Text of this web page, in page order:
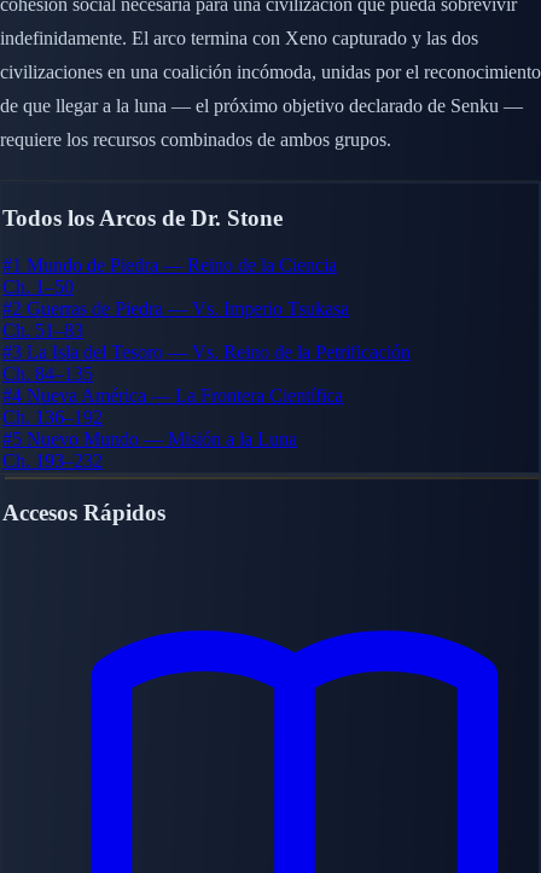
indefinidamente. El arco termina con Xeno capturado y las dos
civilizaciones en una coalición incómoda, unidas por el reconocimiento
de que llegar a la luna — el próximo objetivo declarado de Senku —
requiere los recursos combinados de ambos grupos.
Todos los Arcos de Dr. Stone
#1 Mundo de Piedra — Reino de la Ciencia
Ch. 1–50
#2 Guerras de Piedra — Vs. Imperio Tsukasa
Ch. 51–83
#3 La Isla del Tesoro — Vs. Reino de la Petrificación
Ch. 84–135
#4 Nueva América — La Frontera Científica
Ch. 136–192
#5 Nuevo Mundo — Misión a la Luna
Ch. 193–232
Accesos Rápidos